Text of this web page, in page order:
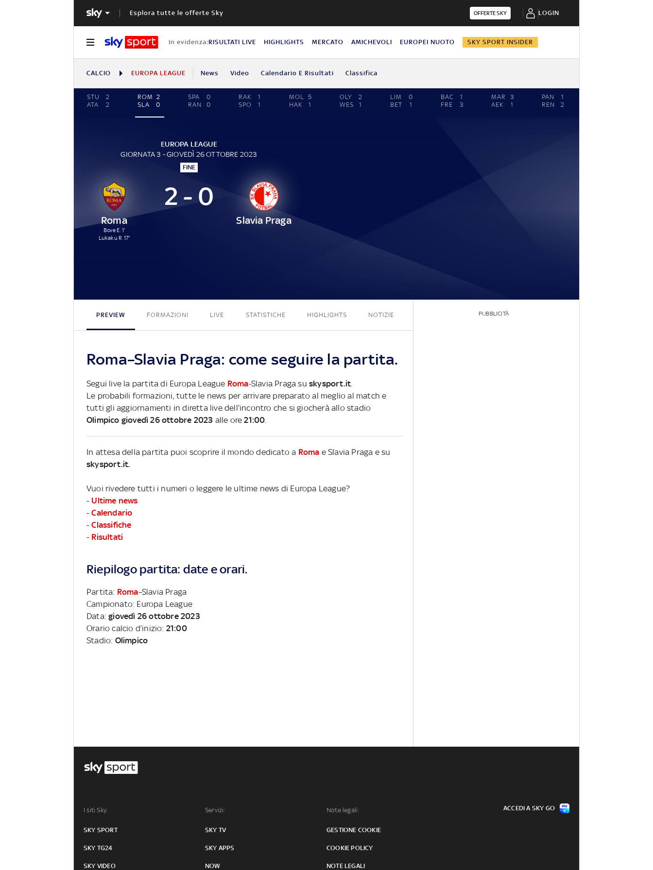
Esplora tutte le offerte Sky OFFERTE SKY LOGIN
In evidenza:RISULTATI LIVE HIGHLIGHTS MERCATO AMICHEVOLI EUROPEI NUOTO SKY SPORT INSIDER
CALCIO EUROPA LEAGUE News Video Calendario E Risultati Classifica
STU
2
ATA
2
ROM 2
SLA
0
SPA
0
RAN
0
RAK
1
SPO
1
MOL
5
HAK
1
OLY
2
WES
1
LIM
0
BET
1
BAC
1
FRE
3
MAR
3
AEK
1
PAN
1
REN
2
EUROPA LEAGUE
GIORNATA 3 - GIOVEDÌ 26 OTTOBRE 2023
FINE
Roma
Bove E. 1'
Lukaku R. 17'
2 - 0
Slavia Praga
PREVIEW FORMAZIONI LIVE STATISTICHE HIGHLIGHTS NOTIZIE
Roma–Slavia Praga: come seguire la partita.
Segui live la partita di Europa League Roma-Slavia Praga suskysport.it
Le probabili formazioni, tutte le news per arrivare preparato al meglio al match e
tutti gli aggiornamenti in diretta live dell’incontro che si giocherà allo stadio
Olimpico giovedì 26 ottobre 2023 alle ore21:00
In attesa della partita puoi scoprire il mondo dedicato a Roma e Slavia Praga e su
skysport.it.
Vuoi rivedere tutti i numeri o leggere le ultime news di Europa League?
- Ultime news
-Calendario
-Classifiche
- Risultati
Riepilogo partita: date e orari.
Partita: Roma–Slavia Praga
Campionato: Europa League
Data:giovedì 26 ottobre 2023
Orario calcio d’inizio: 21:00
Stadio: Olimpico
PUBBLICITÀ
I siti Sky:
SKY SPORT
SKY TG24
SKY VIDEO
Servizi:
SKY TV
SKY APPS
NOW
Note legali:
GESTIONE COOKIE
COOKIE POLICY
NOTE LEGALI
ACCEDI A SKY GO